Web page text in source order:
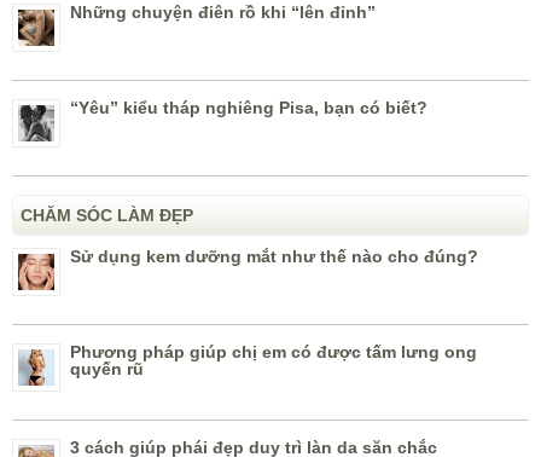
Những chuyện điên rồ khi “lên đỉnh”
“Yêu” kiểu tháp nghiêng Pisa, bạn có biết?
CHĂM SÓC LÀM ĐẸP
Sử dụng kem dưỡng mắt như thế nào cho đúng?
Phương pháp giúp chị em có được tấm lưng ong
quyến rũ
3 cách giúp phái đẹp duy trì làn da săn chắc